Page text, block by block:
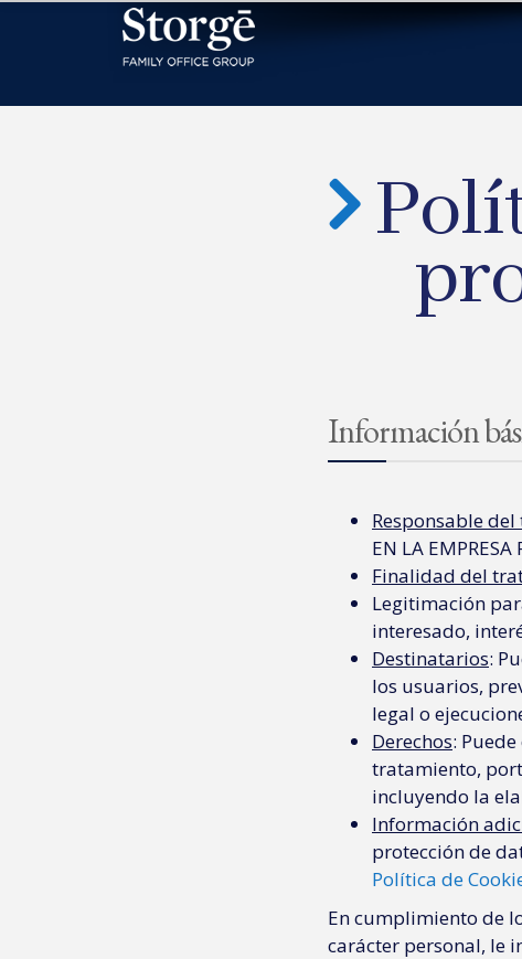
Información
Responsable
EN LA EMPRESA
Finalidad del
Legitimación
interesado,
Destinatarios:
los usuarios,
legal o
Derechos:
tratamiento,
incluyendo la
Información
protección de
Política de
En cumplimiento de
carácter personal, le